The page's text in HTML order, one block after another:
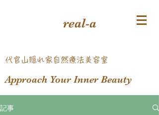
real-a
​代官山隠れ家自然療法美容室
Approach Your Inner Beauty
記事